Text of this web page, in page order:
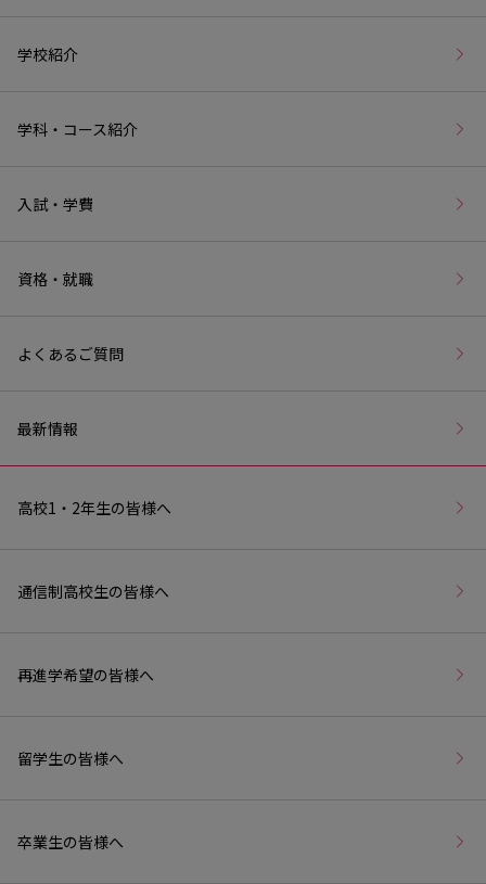
学校紹介
学科・コース紹介
入試・学費
資格・就職
よくあるご質問
最新情報
高校1・2年生の皆様へ
通信制高校生の皆様へ
再進学希望の皆様へ
留学生の皆様へ
卒業生の皆様へ